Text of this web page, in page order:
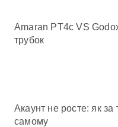
Amaran PT4c VS
трубок
Акаунт не росте: як за
самому